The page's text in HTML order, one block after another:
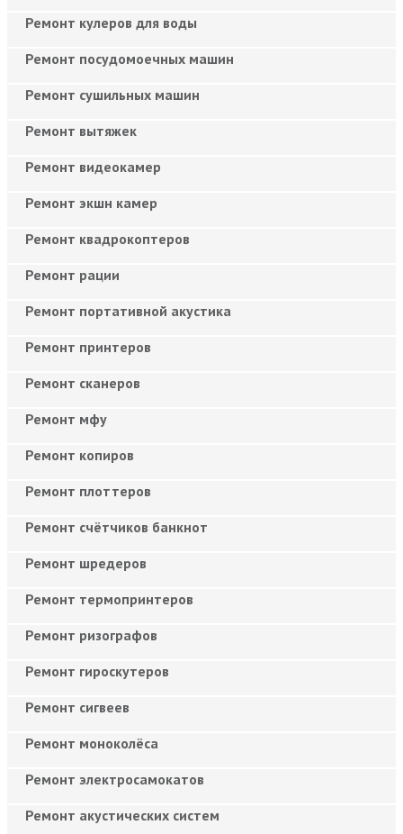
Ремонт кулеров для воды
Ремонт посудомоечных машин
Ремонт сушильных машин
Ремонт вытяжек
Ремонт видеокамер
Ремонт экшн камер
Ремонт квадрокоптеров
Ремонт рации
Ремонт портативной акустика
Ремонт принтеров
Ремонт сканеров
Ремонт мфу
Ремонт копиров
Ремонт плоттеров
Ремонт счётчиков банкнот
Ремонт шредеров
Ремонт термопринтеров
Ремонт ризографов
Ремонт гироскутеров
Ремонт сигвеев
Ремонт моноколёса
Ремонт электросамокатов
Ремонт акустических систем